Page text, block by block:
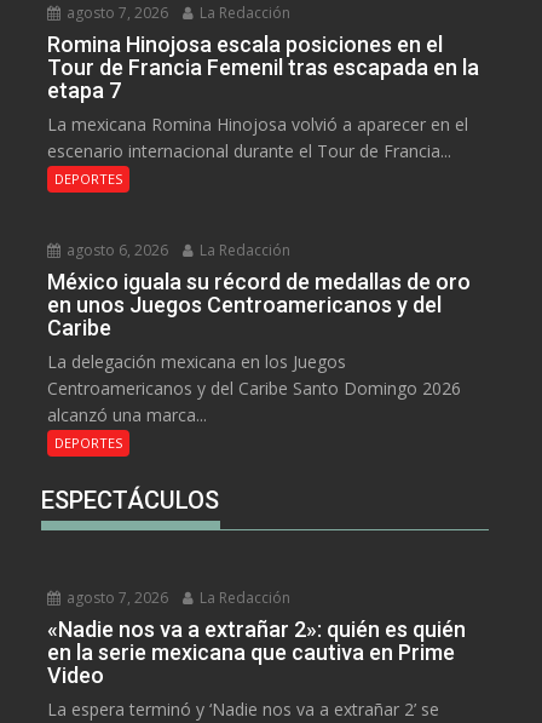
agosto 7, 2026 La Redacción
Romina Hinojosa escala posiciones en el
Tour de Francia Femenil tras escapada en la
etapa 7
La mexicana Romina Hinojosa volvió a aparecer en el
escenario internacional durante el Tour de Francia...
DEPORTES
agosto 6, 2026 La Redacción
México iguala su récord de medallas de oro
en unos Juegos Centroamericanos y del
Caribe
La delegación mexicana en los Juegos
Centroamericanos y del Caribe Santo Domingo 2026
alcanzó una marca...
DEPORTES
ESPECTÁCULOS
agosto 7, 2026 La Redacción
«Nadie nos va a extrañar 2»: quién es quién
en la serie mexicana que cautiva en Prime
Video
La espera terminó y ‘Nadie nos va a extrañar 2’ se